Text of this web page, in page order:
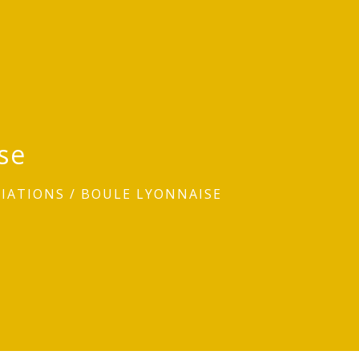
/ BOULE LYONNAISE